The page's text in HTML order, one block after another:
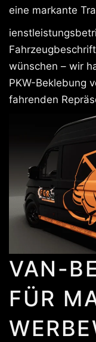
eine markante
wünschen – wir
PKW-Beklebung
fahrenden
VAN-
FÜR